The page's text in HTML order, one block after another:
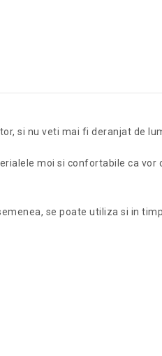
si nu veti mai fi deranjat de
moi si confortabile ca vor
se poate utiliza si in